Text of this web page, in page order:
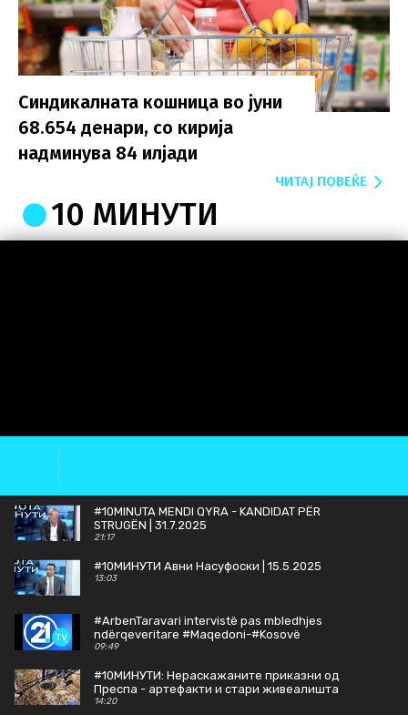
Синдикалната кошница во јуни
68.654 денари, со кирија
надминува 84 илјади
ЧИТАЈ ПОВЕЌЕ
10 МИНУТИ
#10MINUTA MENDI QYRA - KANDIDAT PËR
STRUGËN | 31.7.2025
21:17
#10MИНУТИ Авни Насуфоски | 15.5.2025
13:03
#ArbenTaravari intervistë pas mbledhjes
ndërqeveritare #Maqedoni-#Kosovë
09:49
#10МИНУТИ: Нераскажаните приказни од
Преспа - артефакти и стари живеалишта
излегуваат на виделина
14:20